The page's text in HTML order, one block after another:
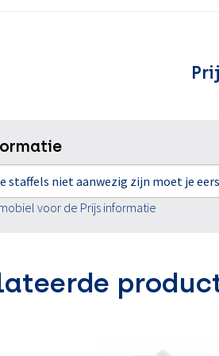
staffels niet aanwezig zijn moet je
voor de Prijs informatie